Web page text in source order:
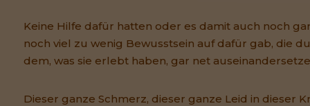
Keine Hilfe dafür hatten oder es damit auch noch
noch viel zu wenig Bewusstsein auf dafür gab, die
dem, was sie erlebt haben, gar net
Dieser ganze Schmerz, dieser ganze Leid in dieser